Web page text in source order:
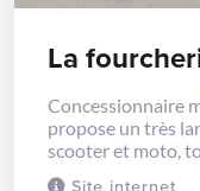
Site internet
La
Concessionnaire
propose un très
scooter et moto,